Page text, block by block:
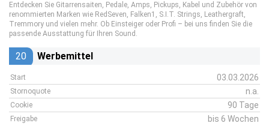
Entdecken Sie Gitarrensaiten, Pedale, Amps, Pickups, Kabel und Zubehör von
renommierten Marken wie RedSeven, Falken1, S.I.T. Strings, Leathergraft,
Tremmory und vielen mehr. Ob Einsteiger oder Profi – bei uns finden Sie die
passende Ausstattung für Ihren Sound.
20 Werbemittel
Start 03.03.2026
Stornoquote n.a.
Cookie 90 Tage
Freigabe bis 6 Wochen